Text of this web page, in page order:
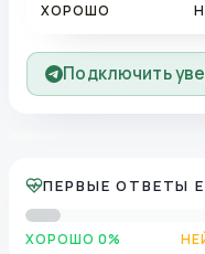
ХОРОШО
Подключить
ПЕРВЫЕ ОТВЕТЫ
ХОРОШО 0%